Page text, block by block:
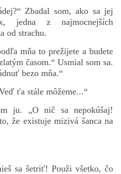
Zbadal som, ako sa jej
jedna z najmocnejších
od strachu.
mňa to prežijete a budete
časom.“ Usmial som sa.
bezo mňa.“
ťa stále môžeme...“
ju. „O nič sa nepokúšaj!
že existuje mizivá šanca na
sa šetriť! Použi všetko, čo